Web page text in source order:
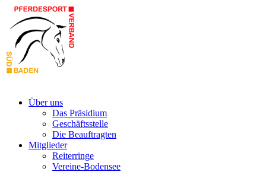
Über uns
Das Präsidium
Geschäftsstelle
Die Beauftragten
Mitglieder
Reiterringe
Vereine-Bodensee